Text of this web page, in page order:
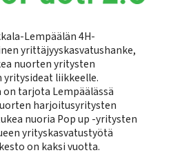
Lempäälän 4H-
yrittäjyyskasvatushanke,
nuorten yritysten
liikkeelle.
tarjota Lempäälässä
harjoitusyritysten
nuoria Pop up -yritysten
yrityskasvatustyötä
on kaksi vuotta.